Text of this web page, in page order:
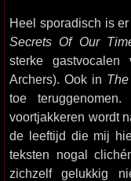
Heel sporadisch is
Secrets Of Our
sterke
Archers). Ook in
toe
voortjakkeren wordt
de leeftijd die mij
teksten nogal
zichzelf gelukkig